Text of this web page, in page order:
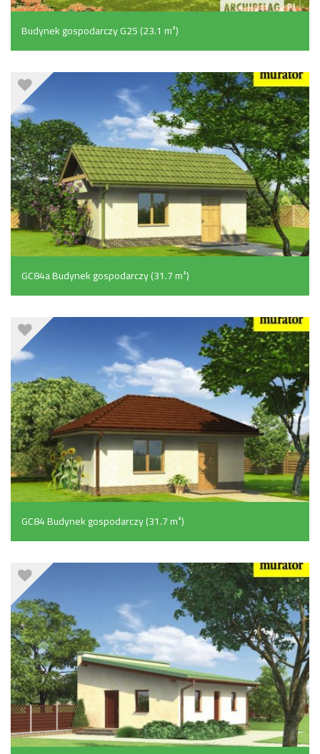
Budynek gospodarczy G25 (23.1 m²)
GC84a Budynek gospodarczy (31.7 m²)
GC84 Budynek gospodarczy (31.7 m²)